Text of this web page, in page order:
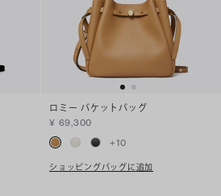
ロミー バケットバッグ
¥ 69,300
+10
ショッピングバッグに追加